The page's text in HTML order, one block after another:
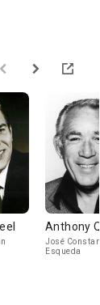
Anthony
José
Esqueda